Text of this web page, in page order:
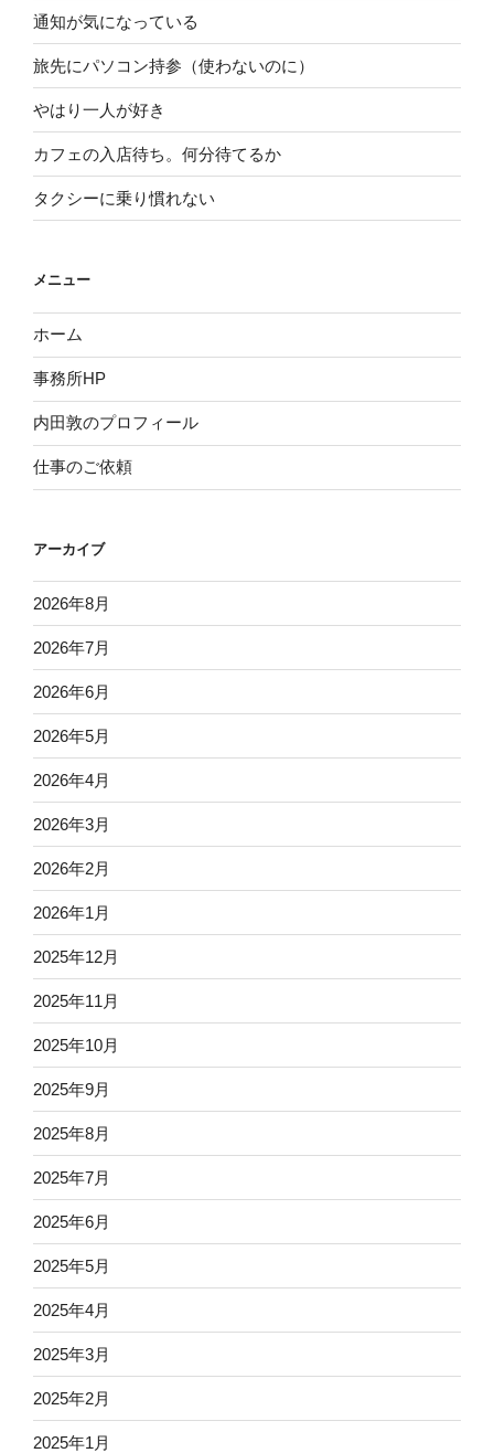
通知が気になっている
旅先にパソコン持参（使わないのに）
やはり一人が好き
カフェの入店待ち。何分待てるか
タクシーに乗り慣れない
メニュー
ホーム
事務所HP
内田敦のプロフィール
仕事のご依頼
アーカイブ
2026年8月
2026年7月
2026年6月
2026年5月
2026年4月
2026年3月
2026年2月
2026年1月
2025年12月
2025年11月
2025年10月
2025年9月
2025年8月
2025年7月
2025年6月
2025年5月
2025年4月
2025年3月
2025年2月
2025年1月